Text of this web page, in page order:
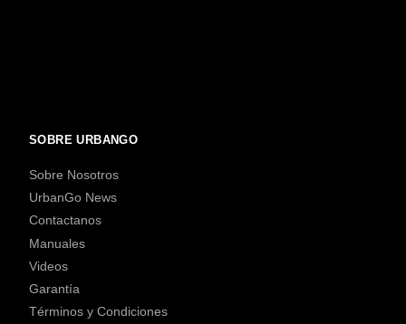
SOBRE URBANGO
Sobre Nosotros
UrbanGo News
Contactanos
Manuales
Videos
Garantía
Términos y Condiciones